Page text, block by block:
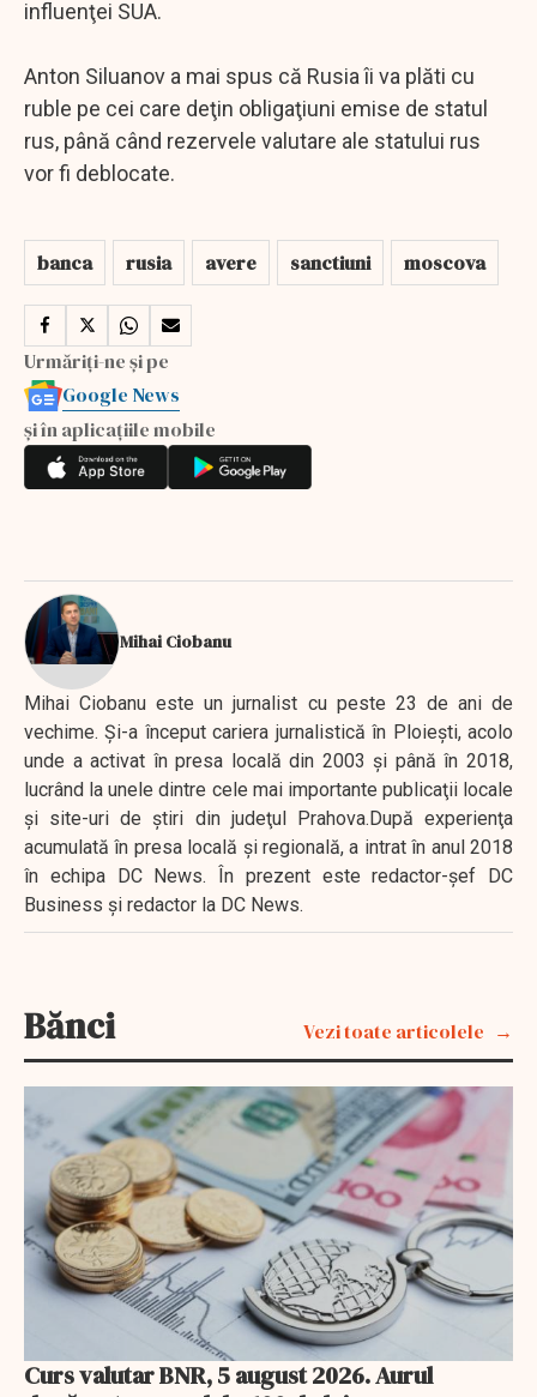
influenţei SUA.
Anton Siluanov a mai spus că Rusia îi va plăti cu
ruble pe cei care deţin obligaţiuni emise de statul
rus, până când rezervele valutare ale statului rus
vor fi deblocate.
banca rusia avere sanctiuni moscova
Urmăriți-ne și pe
Google News
și în aplicațiile mobile
Mihai Ciobanu
Mihai Ciobanu este un jurnalist cu peste 23 de ani de
vechime. Şi-a început cariera jurnalistică în Ploieşti, acolo
unde a activat în presa locală din 2003 şi până în 2018,
lucrând la unele dintre cele mai importante publicaţii locale
şi site-uri de ştiri din judeţul Prahova.După experienţa
acumulată în presa locală şi regională, a intrat în anul 2018
în echipa DC News. În prezent este redactor-şef DC
Business şi redactor la DC News.
Bănci Vezi toate articolele
Curs valutar BNR, 5 august 2026. Aurul